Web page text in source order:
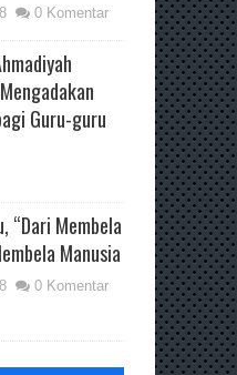
0 Komentar
Guru-guru
“Dari Membela
Manusia
0 Komentar